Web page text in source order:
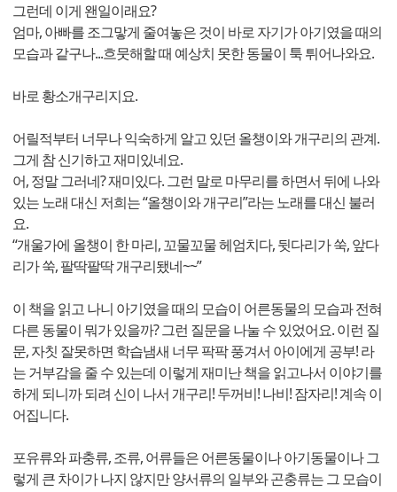
그런데 이게 왠일이래요?
엄마, 아빠를 조그맣게 줄여놓은 것이 바로 자기가 아기였을 때의
모습과 같구나...흐뭇해할 때 예상치 못한 동물이 툭 튀어나와요.
바로 황소개구리지요.
어릴적부터 너무나 익숙하게 알고 있던 올챙이와 개구리의 관계.
그게 참 신기하고 재미있네요.
어, 정말 그러네? 재미있다. 그런 말로 마무리를 하면서 뒤에 나와
있는 노래 대신 저희는 “올챙이와 개구리”라는 노래를 대신 불러
요.
“개울가에 올챙이 한 마리, 꼬물꼬물 헤엄치다, 뒷다리가 쑥, 앞다
리가 쑥, 팔딱팔딱 개구리됐네~~”
이 책을 읽고 나니 아기였을 때의 모습이 어른동물의 모습과 전혀
다른 동물이 뭐가 있을까? 그런 질문을 나눌 수 있었어요. 이런 질
문, 자칫 잘못하면 학습냄새 너무 팍팍 풍겨서 아이에게 공부! 라
는 거부감을 줄 수 있는데 이렇게 재미난 책을 읽고나서 이야기를
하게 되니까 되려 신이 나서 개구리! 두꺼비! 나비! 잠자리! 계속 이
어집니다.
포유류와 파충류, 조류, 어류들은 어른동물이나 아기동물이나 그
렇게 큰 차이가 나지 않지만 양서류의 일부와 곤충류는 그 모습이